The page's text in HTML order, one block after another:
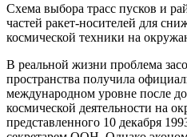
Схема выбора трасс пусков и
частей ракет-носителей для
космической техники на
В реальной жизни проблема
пространства получила
международном уровне после
космической деятельности на
представленного 10 декабря